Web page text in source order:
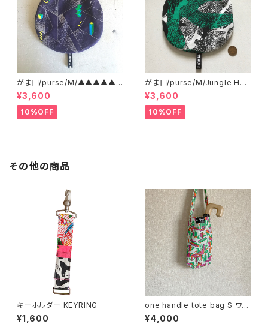
がま口/purse/M/▲▲▲▲▲?
▲▲▲ AB
¥3,600
10%OFF
がま口/purse/M/Jungle Her
e
¥3,600
10%OFF
その他の商品
キーホルダー KEYRING
¥1,600
one handle tote bag S ワン
ハンドル トートバッグ e
¥4,000